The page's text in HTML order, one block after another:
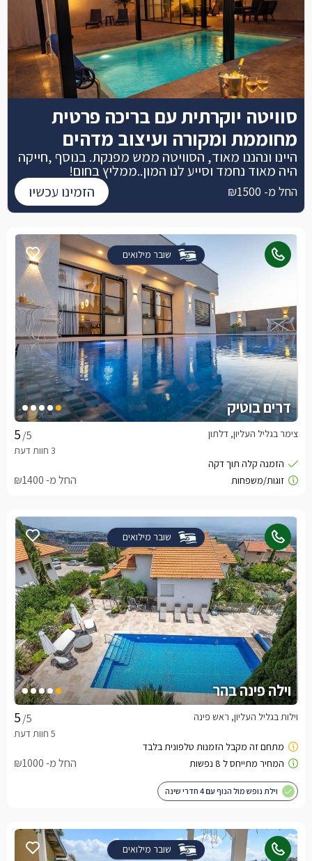
שובר מילואים
דרים בוטיק
/5 צימר בגליל העליון, דלתון
החל מ- ₪1400
שובר מילואים
וילה פינה בהר
/5 וילות בגליל העליון, ראש פינה
החל מ- ₪1000
וילת נופש מול הנוף עם 4 חדרי שינה
שובר מילואים
סוויטה יוקרתית עם בריכה פרטית
מחוממת ומקורה ועיצוב מדהים
היינו ונהננו מאוד, הסוויטה ממש מפנקת. בנוסף ,חייקה
היה מאוד נחמד וסייע לנו המון..ממליץ בחום!
החל מ- ₪1500 הזמינו עכשיו